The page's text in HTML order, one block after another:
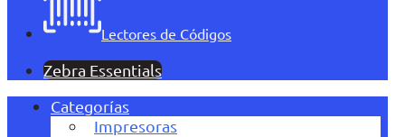
Lectores de Códigos
Zebra Essentials
Categorías
Impresoras